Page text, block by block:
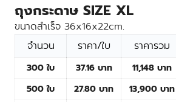
ถุงกระดาษ SIZE XL
ขนาดสำเร็จ 36x16x22cm.
จำนวน
ราคา/ใบ ราคารวม
300 ใบ 37.16 บาท
11,148 บาท
500 ใบ
27.80 บาท
13,900 บาท